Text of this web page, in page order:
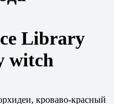
Library
witch
кроваво-красный